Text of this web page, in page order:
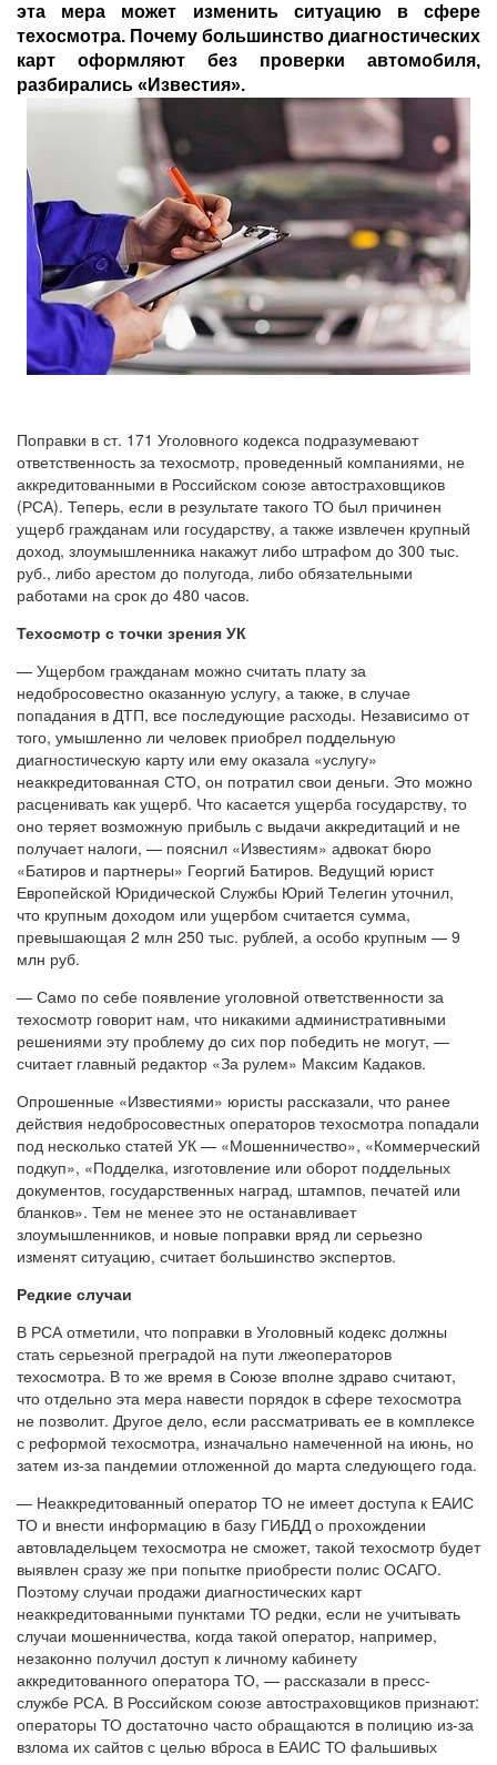
эта мера может изменить ситуацию в сфере
техосмотра. Почему большинство диагностических
карт оформляют без проверки автомобиля,
разбирались «Известия».
Поправки в ст. 171 Уголовного кодекса подразумевают
ответственность за техосмотр, проведенный компаниями, не
аккредитованными в Российском союзе автостраховщиков
(РСА). Теперь, если в результате такого ТО был причинен
ущерб гражданам или государству, а также извлечен крупный
доход, злоумышленника накажут либо штрафом до 300 тыс.
руб., либо арестом до полугода, либо обязательными
работами на срок до 480 часов.
Техосмотр с точки зрения УК
— Ущербом гражданам можно считать плату за
недобросовестно оказанную услугу, а также, в случае
попадания в ДТП, все последующие расходы. Независимо от
того, умышленно ли человек приобрел поддельную
диагностическую карту или ему оказала «услугу»
неаккредитованная СТО, он потратил свои деньги. Это можно
расценивать как ущерб. Что касается ущерба государству, то
оно теряет возможную прибыль с выдачи аккредитаций и не
получает налоги, — пояснил «Известиям» адвокат бюро
«Батиров и партнеры» Георгий Батиров. Ведущий юрист
Европейской Юридической Службы Юрий Телегин уточнил,
что крупным доходом или ущербом считается сумма,
превышающая 2 млн 250 тыс. рублей, а особо крупным — 9
млн руб.
— Само по себе появление уголовной ответственности за
техосмотр говорит нам, что никакими административными
решениями эту проблему до сих пор победить не могут, —
считает главный редактор «За рулем» Максим Кадаков.
Опрошенные «Известиями» юристы рассказали, что ранее
действия недобросовестных операторов техосмотра попадали
под несколько статей УК — «Мошенничество», «Коммерческий
подкуп», «Подделка, изготовление или оборот поддельных
документов, государственных наград, штампов, печатей или
бланков». Тем не менее это не останавливает
злоумышленников, и новые поправки вряд ли серьезно
изменят ситуацию, считает большинство экспертов.
Редкие случаи
В РСА отметили, что поправки в Уголовный кодекс должны
стать серьезной преградой на пути лжеоператоров
техосмотра. В то же время в Союзе вполне здраво считают,
что отдельно эта мера навести порядок в сфере техосмотра
не позволит. Другое дело, если рассматривать ее в комплексе
с реформой техосмотра, изначально намеченной на июнь, но
затем из-за пандемии отложенной до марта следующего года.
— Неаккредитованный оператор ТО не имеет доступа к ЕАИС
ТО и внести информацию в базу ГИБДД о прохождении
автовладельцем техосмотра не сможет, такой техосмотр будет
выявлен сразу же при попытке приобрести полис ОСАГО.
Поэтому случаи продажи диагностических карт
неаккредитованными пунктами ТО редки, если не учитывать
случаи мошенничества, когда такой оператор, например,
незаконно получил доступ к личному кабинету
аккредитованного оператора ТО, — рассказали в пресс-
службе РСА. В Российском союзе автостраховщиков признают:
операторы ТО достаточно часто обращаются в полицию из-за
взлома их сайтов с целью вброса в ЕАИС ТО фальшивых